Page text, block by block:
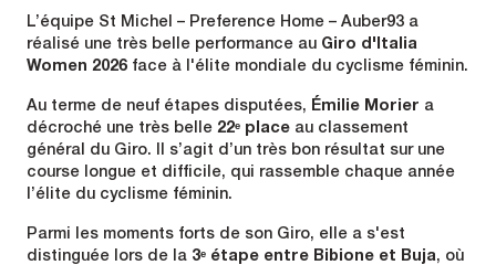
L’équipe St Michel – Preference Home – Auber93 a
réalisé une très belle performance au Giro d'Italia
Women 2026 face à l'élite mondiale du cyclisme féminin.
Au terme de neuf étapes disputées, Émilie Morier a
décroché une très belle 22ᵉ place au classement
général du Giro. Il s’agit d’un très bon résultat sur une
course longue et difficile, qui rassemble chaque année
l’élite du cyclisme féminin.
Parmi les moments forts de son Giro, elle a s'est
distinguée lors de la 3ᵉ étape entre Bibione et Buja, où